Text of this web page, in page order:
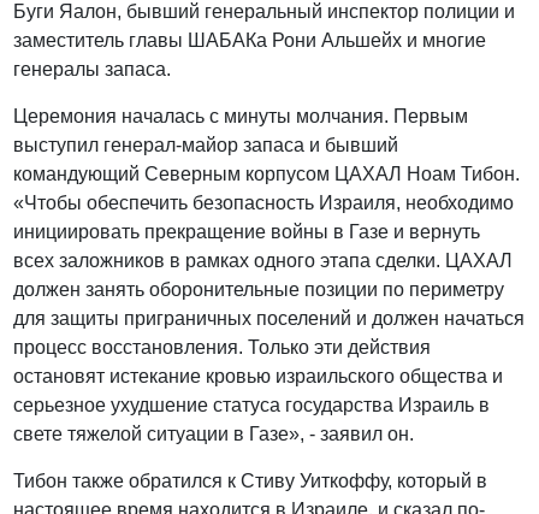
Буги Яалон, бывший генеральный инспектор полиции и
заместитель главы ШАБАКа Рони Альшейх и многие
генералы запаса.
Церемония началась с минуты молчания. Первым
выступил генерал-майор запаса и бывший
командующий Северным корпусом ЦАХАЛ Ноам Тибон.
«Чтобы обеспечить безопасность Израиля, необходимо
инициировать прекращение войны в Газе и вернуть
всех заложников в рамках одного этапа сделки. ЦАХАЛ
должен занять оборонительные позиции по периметру
для защиты приграничных поселений и должен начаться
процесс восстановления. Только эти действия
остановят истекание кровью израильского общества и
серьезное ухудшение статуса государства Израиль в
свете тяжелой ситуации в Газе», - заявил он.
Тибон также обратился к Стиву Уиткоффу, который в